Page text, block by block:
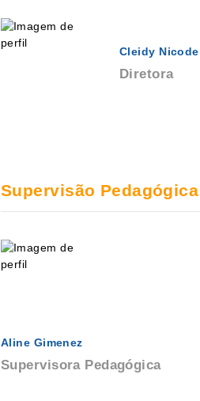
Cleidy
Diretora
Supervisão Pedagógica
Aline Gimenez
Supervisora Pedagógica